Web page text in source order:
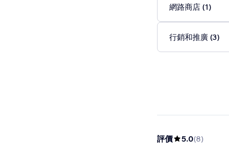
網路商店 (1)
行銷和推廣 (3)
評價 5.0(8)